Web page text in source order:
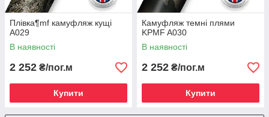
Плівка¶mf камуфляж кущі
A029
В наявності
2 252 ₴/пог.м
Купити
Камуфляж темні плями
KPMF A030
В наявності
2 252 ₴/пог.м
Купити